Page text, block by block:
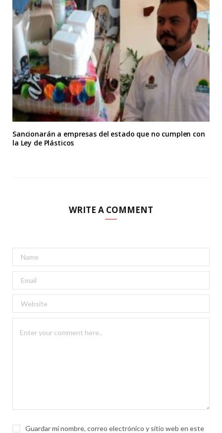
Sancionarán a empresas del estado que no cumplen con
la Ley de Plásticos
WRITE A COMMENT
Guardar mi nombre, correo electrónico y sitio web en este